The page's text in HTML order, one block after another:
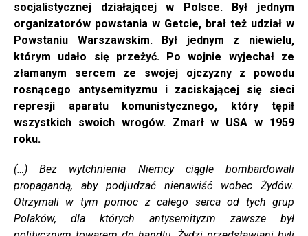
socjalistycznej działającej w Polsce. Był jednym
organizatorów powstania w Getcie, brał też udział w
Powstaniu Warszawskim. Był jednym z niewielu,
którym udało się przeżyć. Po wojnie wyjechał ze
złamanym sercem ze swojej ojczyzny z powodu
rosnącego antysemityzmu i zaciskającej się sieci
represji aparatu komunistycznego, który tępił
wszystkich swoich wrogów. Zmarł w USA w 1959
roku.
(…) Bez wytchnienia Niemcy ciągle bombardowali
propagandą, aby podjudzać nienawiść wobec Żydów.
Otrzymali w tym pomoc z całego serca od tych grup
Polaków, dla których antysemityzm zawsze był